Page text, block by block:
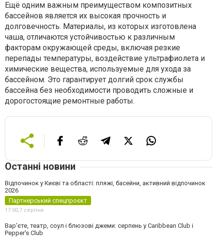
Ещё одним важным преимуществом композитных
бассейнов является их высокая прочность и
долговечность. Материалы, из которых изготовлена
чаша, отличаются устойчивостью к различным
факторам окружающей среды, включая резкие
перепады температуры, воздействие ультрафиолета и
химические вещества, используемые для ухода за
бассейном. Это гарантирует долгий срок службы
бассейна без необходимости проводить сложные и
дорогостоящие ремонтные работы.
Останні новини
Відпочинок у Києві та області: пляжі, басейни, активний відпочинок
2026
Партнерський спецпроєкт
17:00,7 серпня
Вар’єте, театр, соул і блюзові джеми: серпень у Caribbean Club і
Pepper's Club